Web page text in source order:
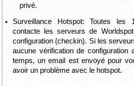
privé.
Surveillance Hotspot: Toutes les
contacte les serveurs de
configuration (checkin). Si les
aucune vérification de configuration
temps, un email est envoyé pour
avoir un problème avec le hotspot.